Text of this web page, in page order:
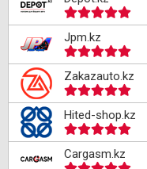
Jpm.kz
Zakazauto.kz
Hited-shop.kz
Cargasm.kz